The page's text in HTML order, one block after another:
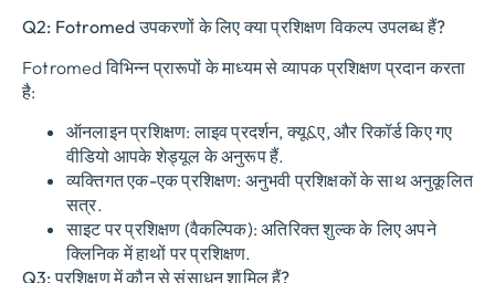
Q2: Fotromed उपकरणों के लिए क्या प्रशिक्षण विकल्प उपलब्ध हैं?
Fotromed विभिन्न प्रारूपों के माध्यम से व्यापक प्रशिक्षण प्रदान करता
है:
ऑनलाइन प्रशिक्षण: लाइव प्रदर्शन, क्यू&ए, और रिकॉर्ड किए गए
वीडियो आपके शेड्यूल के अनुरूप हैं.
व्यक्तिगत एक-एक प्रशिक्षण: अनुभवी प्रशिक्षकों के साथ अनुकूलित
सत्र.
साइट पर प्रशिक्षण (वैकल्पिक): अतिरिक्त शुल्क के लिए अपने
क्लिनिक में हाथों पर प्रशिक्षण.
Q3: प्रशिक्षण में कौन से संसाधन शामिल हैं?